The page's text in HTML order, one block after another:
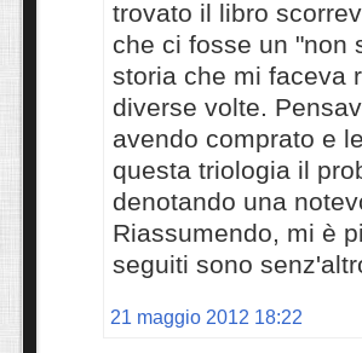
trovato il libro
che ci fosse un "non
storia che mi faceva
diverse volte.
avendo comprato e
questa triologia il
denotando una
Riassumendo, mi è
seguiti sono
21 maggio 2012 18:22